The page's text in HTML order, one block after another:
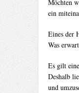
Möchten
ein
Eines der
Was
Es gilt
Deshalb
und